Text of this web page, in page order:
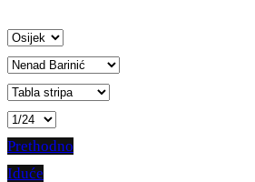
Prethodno
Iduće